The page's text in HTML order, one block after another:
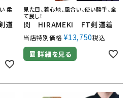
柔
道
見た目、着心地、風合い、使い勝手、全
て良し！
閃 HIRAMEKI FT剣道着
当店特別価格 ¥13,750税込
詳細を見る